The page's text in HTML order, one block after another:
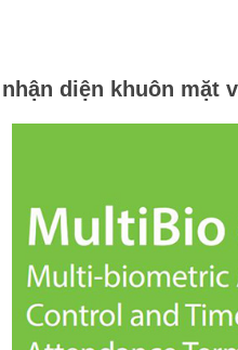
diện khuôn mặt